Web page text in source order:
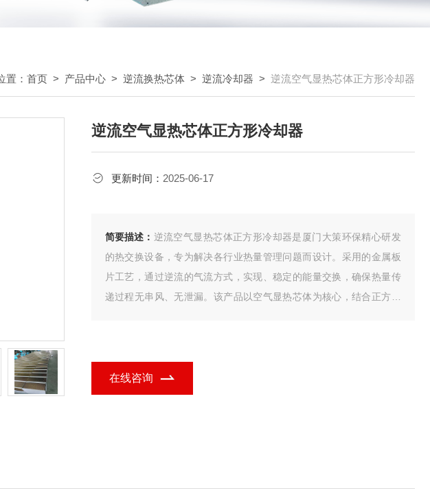
置： 首页 > 产品中心 > 逆流换热芯体 > 逆流冷却器 > 逆流空气显热芯体正方形冷却器
逆流空气显热芯体正方形冷却器
更新时间： 2025-06-17
简要描述： 逆流空气显热芯体正方形冷却器是厦门大策环保精心研发
的热交换设备，专为解决各行业热量管理问题而设计。采用的金属板
片工艺，通过逆流的气流方式，实现、稳定的能量交换，确保热量传
递过程无串风、无泄漏。该产品以空气显热芯体为核心，结合正方形
在线咨询